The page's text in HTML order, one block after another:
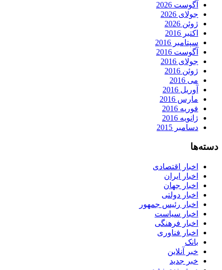
آگوست 2026
جولای 2026
ژوئن 2026
اکتبر 2016
سپتامبر 2016
آگوست 2016
جولای 2016
ژوئن 2016
می 2016
آوریل 2016
مارس 2016
فوریه 2016
ژانویه 2016
دسامبر 2015
دسته‌ها
اخبار اقتصادی
اخبار ایران
اخبار جهان
اخبار دولتی
اخبار رئیس جمهور
اخبار سیاست
اخبار فرهنگی
اخبار فناوری
بانک
خبر آنلاین
خبر جدید